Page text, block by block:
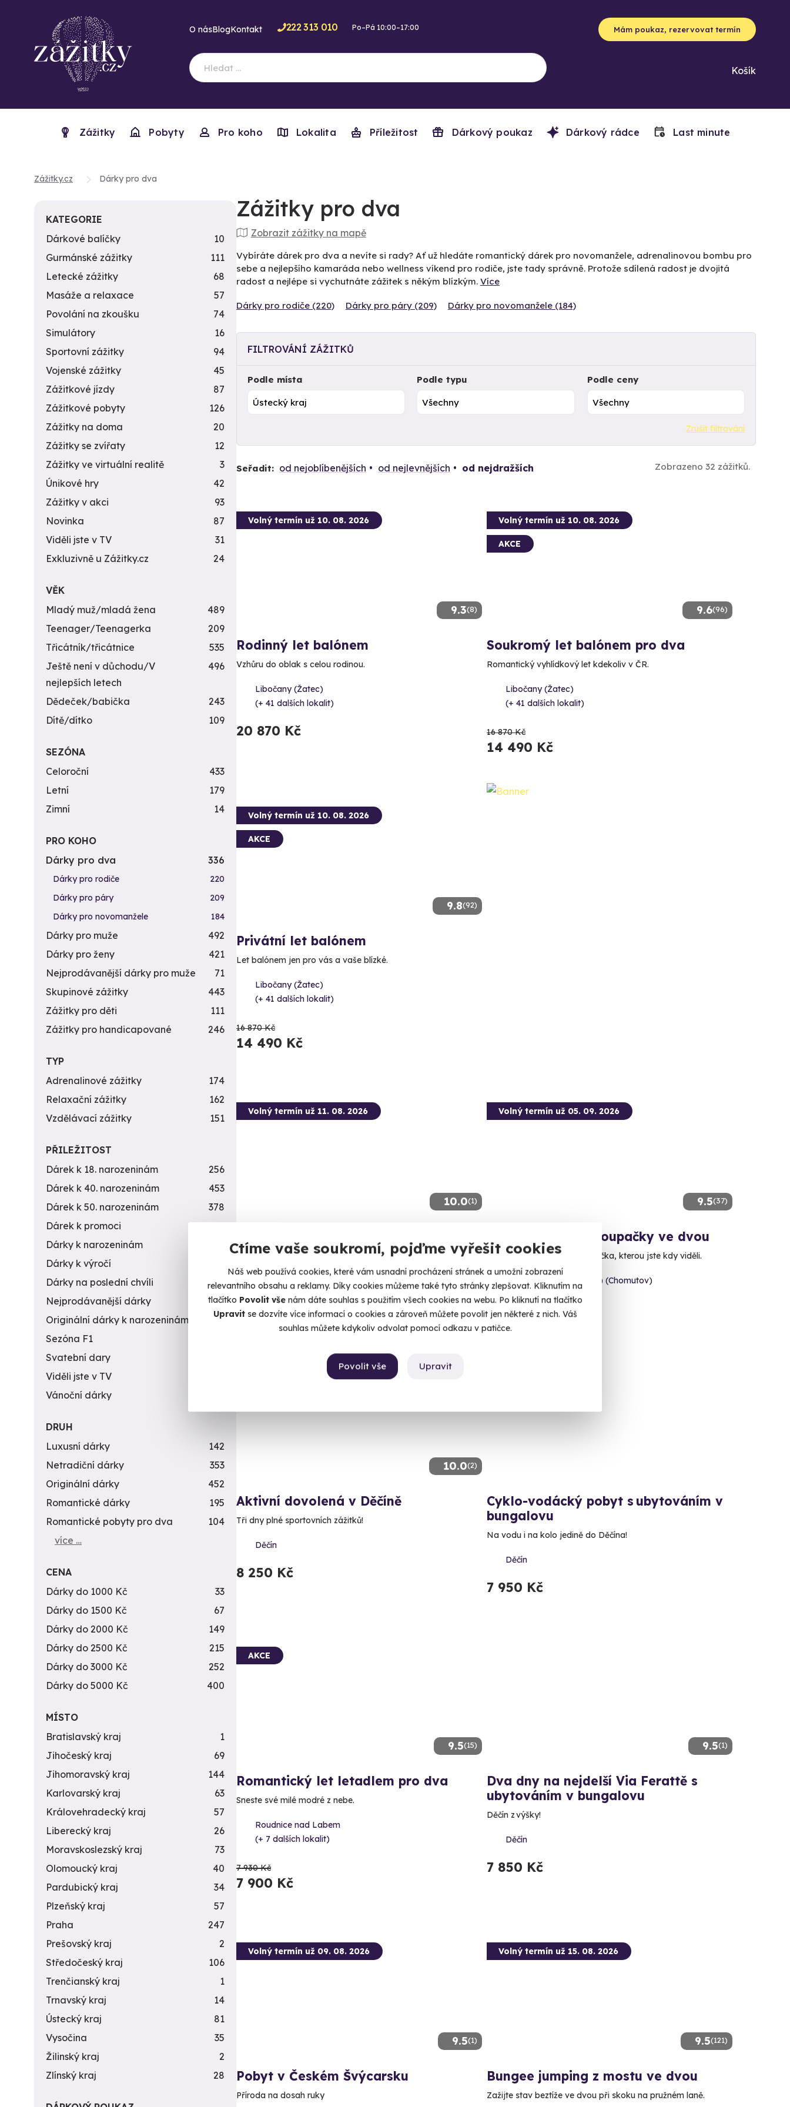
Ctíme vaše soukromí, pojďme vyřešit cookies
Náš web používá cookies, které vám usnadní procházení stránek a umožní zobrazení
relevantního obsahu a reklamy. Díky cookies můžeme také tyto stránky zlepšovat. Kliknutím na
tlačítko Povolit vše nám dáte souhlas s použitím všech cookies na webu. Po kliknutí na tlačítko
Upravitse dozvíte více informací o cookies a zároveň můžete povolit jen některé z nich. Váš
souhlas můžete kdykoliv odvolat pomocí odkazu v patičce.
Upravit
Povolit vše
O násBlogKontakt 222 313 010 Po–Pá 10:00–17:00 Mám poukaz, rezervovat termín
Košík
Zážitky Pobyty Pro koho Lokalita Příležitost Dárkový poukaz Dárkový rádce Last minute
Zážitky.cz Dárky pro dva
Zážitky pro dva
Zobrazit zážitky na mapě
Vybíráte dárek pro dva a nevíte si rady? Ať už hledáte romantický dárek pro novomanžele, adrenalinovou bombu pro
sebe a nejlepšího kamaráda nebo wellness víkend pro rodiče, jste tady správně. Protože sdílená radost je dvojitá
radost a nejlépe si vychutnáte zážitek s někým blízkým. Více
Dárky pro rodiče (220) Dárky pro páry (209) Dárky pro novomanžele (184)
FILTROVÁNÍ ZÁŽITKŮ
Podle místa Podle typu Podle ceny
Zrušit filtrování
Seřadit: od nejoblíbenějších od nejlevnějších od nejdražších Zobrazeno 32 zážitků.
9.3(8)
Volný termín už 10. 08. 2026
Rodinný let balónem
Vzhůru do oblak s celou rodinou.
Libočany (Žatec)
(+ 41 dalších lokalit)
20 870 Kč
9.6(96)
Volný termín už 10. 08. 2026
AKCE
Soukromý let balónem pro dva
Romantický vyhlídkový let kdekoliv v ČR.
Libočany (Žatec)
(+ 41 dalších lokalit)
16 870 Kč
14 490 Kč
9.8(92)
Volný termín už 10. 08. 2026
AKCE
Privátní let balónem
Let balónem jen pro vás a vaše blízké.
Libočany (Žatec)
(+ 41 dalších lokalit)
16 870 Kč
14 490 Kč
10.0(1)
Volný termín už 11. 08. 2026
Relaxujte v srdci národního parku.
Jetřichovice (Děčín)
9 990 Kč
9.5(37)
Volný termín už 05. 09. 2026
Bungee skok do houpačky ve dvou
Největší a nejrychlejší houpačka, kterou jste kdy viděli.
Most Hačka (Chomutov) (Chomutov)
9 190 Kč
10.0(2)
Aktivní dovolená v Děčíně
Tři dny plné sportovních zážitků!
Děčín
8 250 Kč
Cyklo-vodácký pobyt s ubytováním v
bungalovu
Na vodu i na kolo jedině do Děčína!
Děčín
7 950 Kč
9.5(15)
AKCE
Romantický let letadlem pro dva
Sneste své milé modré z nebe.
Roudnice nad Labem
(+ 7 dalších lokalit)
7 930 Kč
7 900 Kč
9.5(1)
Dva dny na nejdelší Via Ferattě s
ubytováním v bungalovu
Děčín z výšky!
Děčín
7 850 Kč
9.5(1)
Volný termín už 09. 08. 2026
Pobyt v Českém Švýcarsku
Příroda na dosah ruky
9.5(121)
Volný termín už 15. 08. 2026
Bungee jumping z mostu ve dvou
Zažijte stav beztíže ve dvou při skoku na pružném laně.
KATEGORIE
Dárkové balíčky
10
Gurmánské zážitky
111
Letecké zážitky
68
Masáže a relaxace
57
Povolání na zkoušku
74
Simulátory
16
Sportovní zážitky
94
Vojenské zážitky
45
Zážitkové jízdy
87
Zážitkové pobyty
126
Zážitky na doma
20
Zážitky se zvířaty
12
Zážitky ve virtuální realitě
3
Únikové hry
42
Zážitky v akci
93
Novinka
87
Viděli jste v TV
31
Exkluzivně u Zážitky.cz
24
VĚK
Mladý muž/mladá žena
489
Teenager/Teenagerka
209
Třicátník/třicátnice
535
Ještě není v důchodu/V
nejlepších letech
496
Dědeček/babička
243
Dítě/dítko
109
SEZÓNA
Celoroční
433
Letní
179
Zimní
14
PRO KOHO
Dárky pro dva
336
Dárky pro rodiče
220
Dárky pro páry
209
Dárky pro novomanžele
184
Dárky pro muže
492
Dárky pro ženy
421
Nejprodávanější dárky pro muže
71
Skupinové zážitky
443
Zážitky pro děti
111
Zážitky pro handicapované
246
TYP
Adrenalinové zážitky
174
Relaxační zážitky
162
Vzdělávací zážitky
151
PŘILEŽITOST
Dárek k 18. narozeninám
256
Dárek k 40. narozeninám
453
Dárek k 50. narozeninám
378
Dárek k promoci
245
Dárky k narozeninám
Dárky k výročí
Dárky na poslední chvíli
450
Nejprodávanější dárky
56
Originální dárky k narozeninám
422
Sezóna F1
Svatební dary
Viděli jste v TV
Vánoční dárky
DRUH
Luxusní dárky
142
Netradiční dárky
353
Originální dárky
452
Romantické dárky
195
Romantické pobyty pro dva
104
více …
CENA
Dárky do 1000 Kč
33
Dárky do 1500 Kč
67
Dárky do 2000 Kč
149
Dárky do 2500 Kč
215
Dárky do 3000 Kč
252
Dárky do 5000 Kč
400
MÍSTO
Bratislavský kraj
1
Jihočeský kraj
69
Jihomoravský kraj
144
Karlovarský kraj
63
Královehradecký kraj
57
Liberecký kraj
26
Moravskoslezský kraj
73
Olomoucký kraj
40
Pardubický kraj
34
Plzeňský kraj
57
Praha
247
Prešovský kraj
2
Středočeský kraj
106
Trenčianský kraj
1
Trnavský kraj
14
Ústecký kraj
81
Vysočina
35
Žilinský kraj
2
Zlínský kraj
28